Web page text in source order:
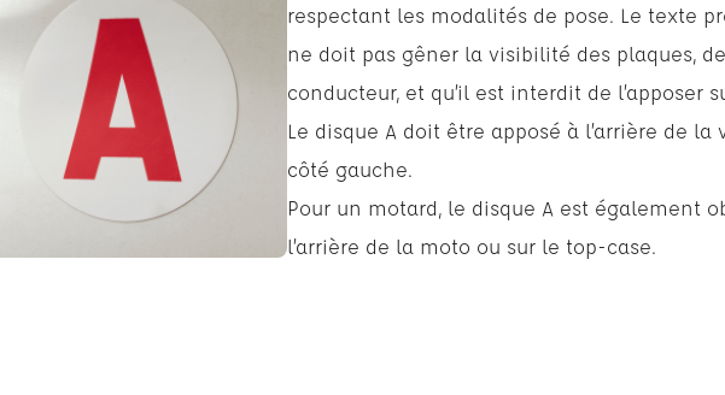
respectant les modalités de pose. Le texte
ne doit pas gêner la visibilité des plaques,
conducteur, et qu’il est interdit de l’apposer
Le disque A doit être apposé à l’arrière de la
côté gauche.
Pour un motard, le disque A est également
l’arrière de la moto ou sur le top-case.